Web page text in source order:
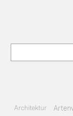
Architektur